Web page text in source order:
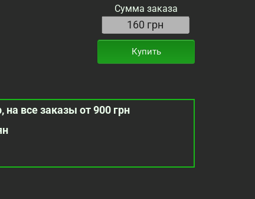
Сумма заказа
Купить
на все заказы от 900 грн